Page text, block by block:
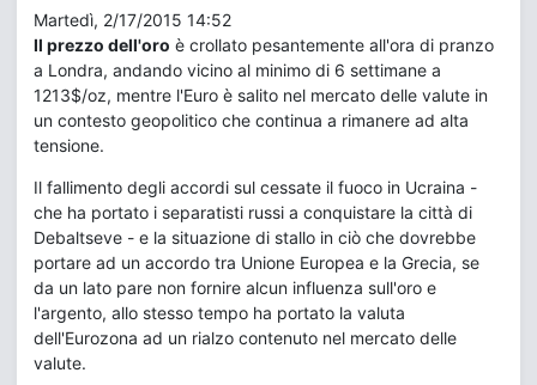
Martedì, 2/17/2015 14:52
Il prezzo dell'oro è crollato pesantemente all'ora di pranzo
a Londra, andando vicino al minimo di 6 settimane a
1213$/oz, mentre l'Euro è salito nel mercato delle valute in
un contesto geopolitico che continua a rimanere ad alta
tensione.
Il fallimento degli accordi sul cessate il fuoco in Ucraina -
che ha portato i separatisti russi a conquistare la città di
Debaltseve - e la situazione di stallo in ciò che dovrebbe
portare ad un accordo tra Unione Europea e la Grecia, se
da un lato pare non fornire alcun influenza sull'oro e
l'argento, allo stesso tempo ha portato la valuta
dell'Eurozona ad un rialzo contenuto nel mercato delle
valute.